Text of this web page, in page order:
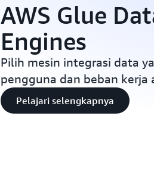
AWS Glue
Engines
Pilih mesin integrasi data
pengguna dan beban kerja
Pelajari selengkapnya